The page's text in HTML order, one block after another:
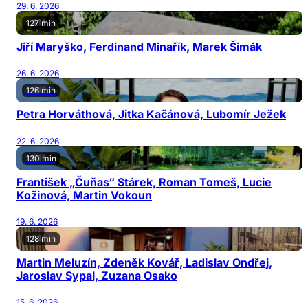
29. 6. 2026
127 min
Jiří Maryško, Ferdinand Minařík, Marek Šimák
26. 6. 2026
126 min
Petra Horváthová, Jitka Kačánová, Lubomír Ježek
22. 6. 2026
130 min
František „Čuňas“ Stárek, Roman Tomeš, Lucie
Kožinová, Martin Vokoun
19. 6. 2026
128 min
Martin Meluzín, Zdeněk Kovář, Ladislav Ondřej,
Jaroslav Sypal, Zuzana Osako